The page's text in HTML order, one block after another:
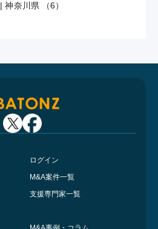
|神奈川県 （6）
ログイン
M&A案件一覧
支援専門家一覧